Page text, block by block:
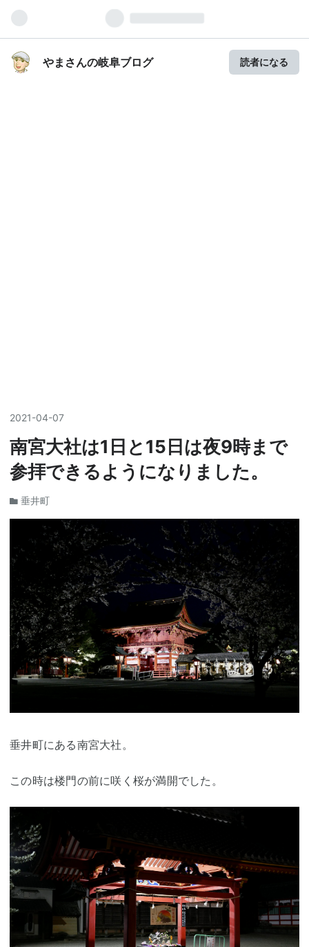
やまさんの岐阜ブログ 読者になる
2021-04-07
南宮大社は1日と15日は夜9時まで
参拝できるようになりました。
垂井町
垂井町にある南宮大社。
この時は楼門の前に咲く桜が満開でした。